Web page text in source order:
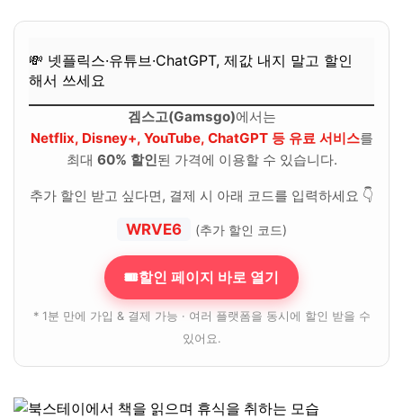
💸 넷플릭스·유튜브·ChatGPT, 제값 내지 말고 할인
해서 쓰세요
겜스고(Gamsgo)에서는
Netflix, Disney+, YouTube, ChatGPT 등 유료 서비스를
최대 60% 할인된 가격에 이용할 수 있습니다.
추가 할인 받고 싶다면, 결제 시 아래 코드를 입력하세요 👇
WRVE6 (추가 할인 코드)
🎟할인 페이지 바로 열기
* 1분 만에 가입 & 결제 가능 · 여러 플랫폼을 동시에 할인 받을 수
있어요.